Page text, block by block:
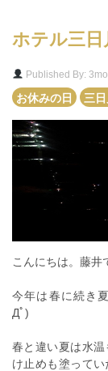
ホテル三日
Published By:
お休みの日
三
こんにちは。藤井
今年は春に続き
Дﾟ)ゞ
春と違い夏は水
け止めも塗って